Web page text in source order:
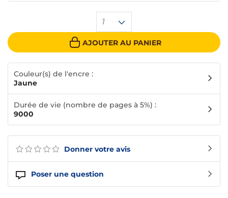
Donner votre avis
Poser une question
1
AJOUTER AU PANIER
Couleur(s) de l'encre :
Jaune
Durée de vie (nombre de pages à 5%) :
9000